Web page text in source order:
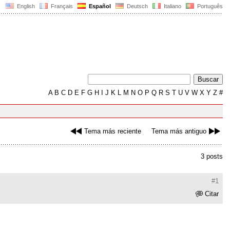
English Français Español Deutsch Italiano Português
AB C D E F G H J K L M N O P Q R S T U V W X Y Z #
Tema más reciente Tema más antiguo
3 posts
#1
Citar